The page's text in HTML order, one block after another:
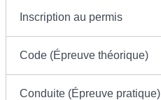
Inscription au permis
Code (Épreuve théorique)
Conduite (Épreuve pratique)